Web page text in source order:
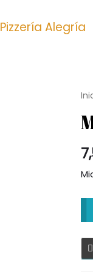
Pizzería Alegría